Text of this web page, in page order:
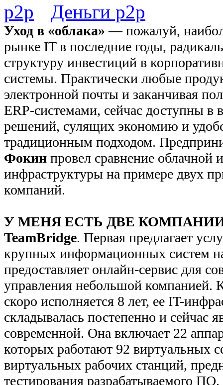
Деньги р2р
Уход в «облака» — пожалуй,
рынке IT в последние годы,
структуру инвестиций в
системы. Практически любые
электронной почты и заканчивая
ERP-системами, сейчас доступны в
решений, сулящих экономию и
традиционным подходом.
Фокин провел сравнение облачной
инфраструктуры на примере двух
компаний.
У МЕНЯ ЕСТЬ ДВЕ КОМПАНИИ
TeamBridge. Первая предлагает
крупных информационных систем на
предоставляет онлайн-сервис для
управления небольшой компанией.
скоро исполняется 8 лет, ее IT-
складывалась постепенно и сейчас
современной. Она включает 22
которых работают 92 виртуальных
виртуальных рабочих станций,
тестирования разрабатываемого ПО.